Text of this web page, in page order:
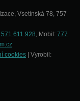
Vsetínská 78, 757
571 611 928, Mobil: 777
cookies | Vyrobil: